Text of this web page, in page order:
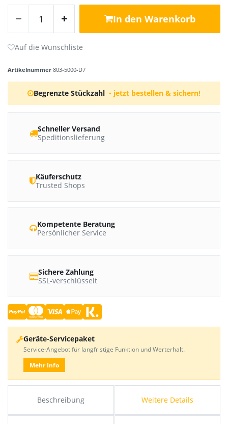
Beschreibung Weitere Details
In den Warenkorb
Artikelnummer 803-5000-D7
Begrenzte Stückzahl - jetzt bestellen & sichern!
Schneller Versand
Speditionslieferung
Käuferschutz
Trusted Shops
Kompetente Beratung
Persönlicher Service
Sichere Zahlung
SSL-verschlüsselt
Geräte-Servicepaket
Service-Angebot für langfristige Funktion und Werterhalt.
Mehr Info